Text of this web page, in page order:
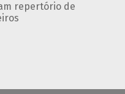
repertório de